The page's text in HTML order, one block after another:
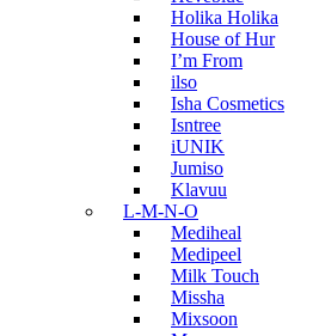
Holika Holika
House of Hur
I’m From
ilso
Isha Cosmetics
Isntree
iUNIK
Jumiso
Klavuu
L-M-N-O
Mediheal
Medipeel
Milk Touch
Missha
Mixsoon